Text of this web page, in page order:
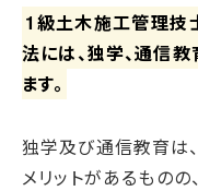
1級土木施工管理技
法には、独学、通信
ます。
独学及び通信教育は
メリットがあるもの